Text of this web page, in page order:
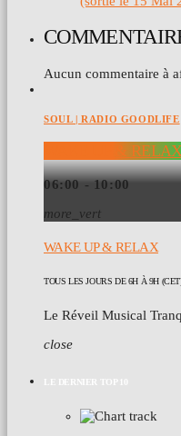
Aucun commentaire à
SOUL | RADIO GOODLIFE
WAKE UP &
06:00 - 10:00
more_vert
WAKE UP & RELAX
TOUS LES JOURS DE 6H À 9H
Le Réveil Musical
close
LE DERNIER TOP 10